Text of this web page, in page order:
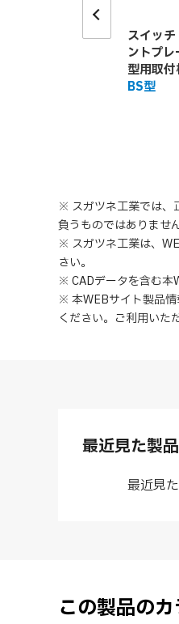
スイッ
ントプ
型用取
BS型
※ スガツネ工業では、
負うものではありません
※ スガツネ工業は、
さい。
※ CADデータを含む本
※ 本WEBサイト製品
ください。ご利用いた
最近見た製品
最近見
この製品のカ